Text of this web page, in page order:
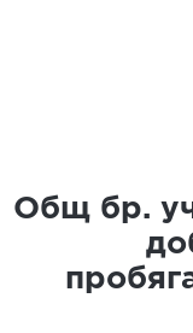
Общ бр.